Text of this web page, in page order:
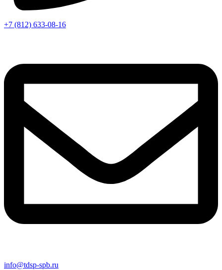
+7 (812) 633-08-16
info@tdsp-spb.ru